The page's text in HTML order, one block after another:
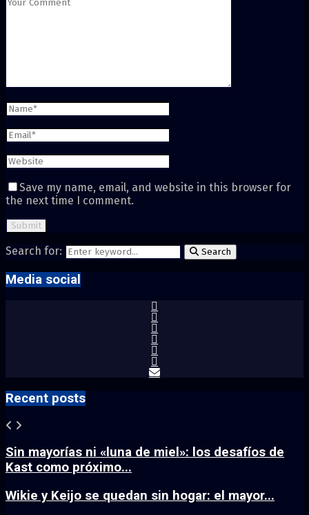
Save my name, email, and website in this browser for
the next time I comment.
Search for: Search
Media social
Recent posts
Sin mayorías ni «luna de miel»: los desafíos de
Kast como próximo...
Wikie y Keijo se quedan sin hogar: el mayor...